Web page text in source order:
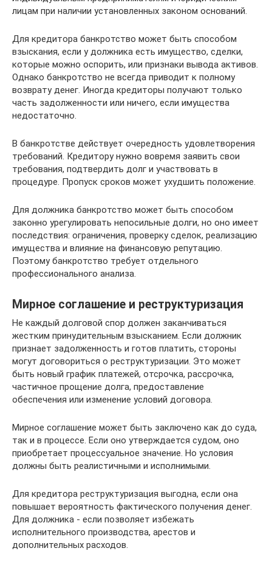
лицам при наличии установленных законом оснований.
Для кредитора банкротство может быть способом
взыскания, если у должника есть имущество, сделки,
которые можно оспорить, или признаки вывода активов.
Однако банкротство не всегда приводит к полному
возврату денег. Иногда кредиторы получают только
часть задолженности или ничего, если имущества
недостаточно.
В банкротстве действует очередность удовлетворения
требований. Кредитору нужно вовремя заявить свои
требования, подтвердить долг и участвовать в
процедуре. Пропуск сроков может ухудшить положение.
Для должника банкротство может быть способом
законно урегулировать непосильные долги, но оно имеет
последствия: ограничения, проверку сделок, реализацию
имущества и влияние на финансовую репутацию.
Поэтому банкротство требует отдельного
профессионального анализа.
Мирное соглашение и реструктуризация
Не каждый долговой спор должен заканчиваться
жестким принудительным взысканием. Если должник
признает задолженность и готов платить, стороны
могут договориться о реструктуризации. Это может
быть новый график платежей, отсрочка, рассрочка,
частичное прощение долга, предоставление
обеспечения или изменение условий договора.
Мирное соглашение может быть заключено как до суда,
так и в процессе. Если оно утверждается судом, оно
приобретает процессуальное значение. Но условия
должны быть реалистичными и исполнимыми.
Для кредитора реструктуризация выгодна, если она
повышает вероятность фактического получения денег.
Для должника - если позволяет избежать
исполнительного производства, арестов и
дополнительных расходов.